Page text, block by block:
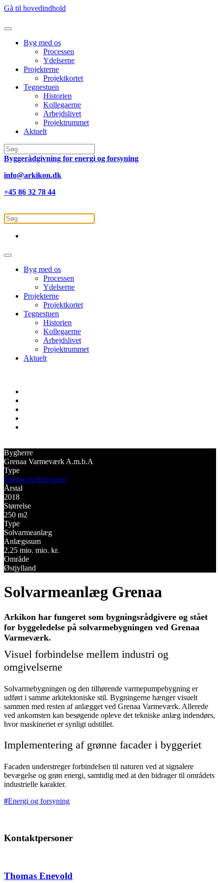
Gå til hovedindhold
Byg med os
Processen
Ydelserne
Projekterne
Projektkortet
Tegnestuen
Historien
Kollegaerne
Arbejdslivet
Projektrummet
Aktuelt
Byggerådgivning for energi og forsyning
info@arkikon.dk
+45 86 32 78 44
Byg med os
Processen
Ydelserne
Projekterne
Projektkortet
Tegnestuen
Historien
Kollegaerne
Arbejdslivet
Projektrummet
Aktuelt
Bygherre
Grenaa Varmeværk A.m.b.A
Type
Energi og forsyning
Årstal
2018
Størrelse
250 m2
Type
Solvarmeanlæg
Anlægssum
2,25 mio. mio. kr.
Område
Østjylland
Solvarmeanlæg Grenaa
Arkikon har fungeret som bygningsrådgivere og stået
for byggeledelse på solvarmebygningen ved Grenaa
Varmeværk.
Visuel forbindelse mellem industri og
omgivelserne
Solvarmebygningen og den tilhørende varmepumpebygning er
udført i samme arkitektoniske stil. Bygningerne hænger visuelt
sammen med resten af anlægget ved Grenaa Varmeværk. Allerede
ved ankomsten kan besøgende opleve det tekniske anlæg indendørs,
hvor maskineriet er synligt udstillet.
Implementering af grønne facader i byggeriet
Facaden understreger forbindelsen til naturen ved at signalere
bevægelse og grøn energi, samtidig med at den bidrager til områdets
industrielle karakter.
Energi og forsyning
Kontaktpersoner
Thomas Enevold